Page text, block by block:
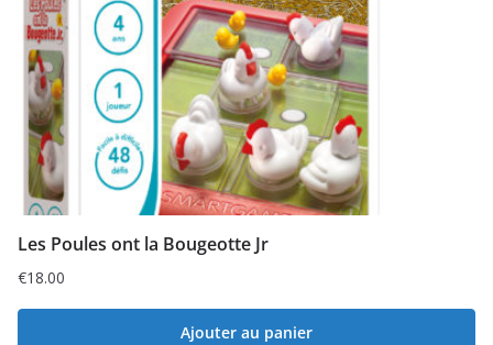
Les Poules ont la Bougeotte Jr
€18.00
Ajouter au panier